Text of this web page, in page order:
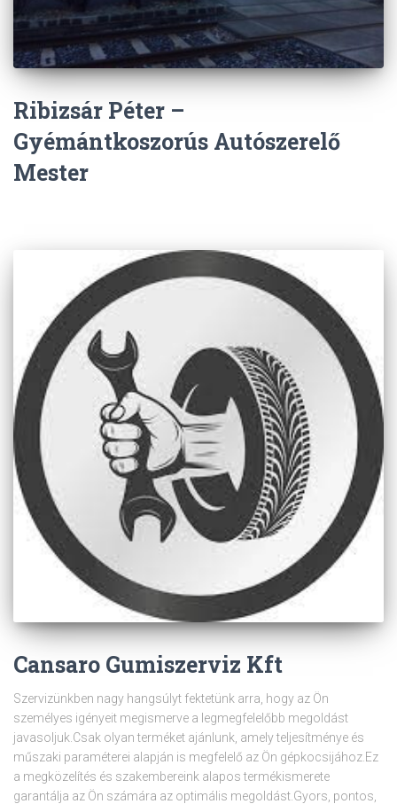
Ribizsár Péter –
Gyémántkoszorús Autószerelő
Mester
Cansaro Gumiszerviz Kft
Szervizünkben nagy hangsúlyt fektetünk arra, hogy az Ön
személyes igényeit megismerve a legmegfelelőbb megoldást
javasoljuk.Csak olyan terméket ajánlunk, amely teljesítménye és
műszaki paraméterei alapján is megfelelő az Ön gépkocsijához.Ez
a megközelítés és szakembereink alapos termékismerete
garantálja az Ön számára az optimális megoldást.Gyors, pontos,